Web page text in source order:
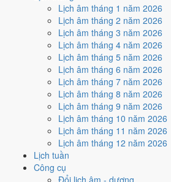
Lịch âm tháng 1 năm 2026
Lịch âm tháng 2 năm 2026
Lịch âm tháng 3 năm 2026
Lịch âm tháng 4 năm 2026
Lịch âm tháng 5 năm 2026
Lịch âm tháng 6 năm 2026
Lịch âm tháng 7 năm 2026
Lịch âm tháng 8 năm 2026
Lịch âm tháng 9 năm 2026
Lịch âm tháng 10 năm 2026
Lịch âm tháng 11 năm 2026
Lịch âm tháng 12 năm 2026
Lịch tuần
Công cụ
Đổi lịch âm - dương
Cách tính ngày tốt
Nhập trạch - vào nhà mới
Xấu
Nhập trạch - vào nhà mới hôm nay ở
Bế và Ngày Hắc Đạogây bất lợi.
Cách tính ngày tốt
Mua xe - tậu xe
Xấu
Mua xe - tậu xe hôm nay ởmức xấu
Ngày Hắc Đạogây bất lợi.
Cách tính ngày tốt
✈️
Xuất hành - đi xa
3
/10Xấu